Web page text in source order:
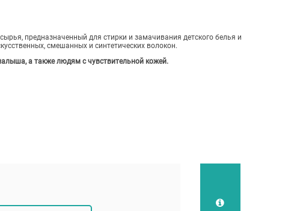
предназначенный для стирки и замачивания детского белья и
смешанных и синтетических волокон.
а также людям с чувствительной кожей.